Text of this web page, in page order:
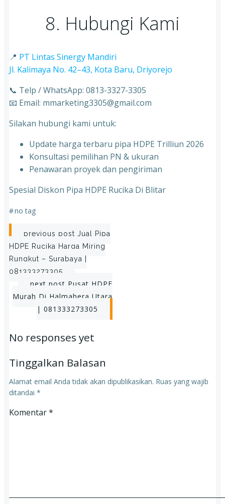
8. Hubungi Kami
📍 PT Lintas Sinergy Mandiri
Jl. Kalimaya No. 42–43, Kota Baru, Driyorejo
📞 Telp / WhatsApp: 0813-3327-3305
📧 Email: mmarketing3305@gmail.com
Silakan hubungi kami untuk:
Update harga terbaru pipa HDPE Trilliun 2026
Konsultasi pemilihan PN & ukuran
⁠Penawaran proyek dan pengiriman
Spesial Diskon Pipa HDPE Rucika Di Blitar
#no tag
Post
navigation
previous post Jual Pipa
HDPE Rucika Harga Miring
Rungkut – Surabaya |
081333273305
Post
navigation
next post Pusat HDPE
Murah Di Halmahera Utara
| 081333273305
No responses yet
Tinggalkan Balasan
Alamat email Anda tidak akan dipublikasikan. Ruas yang wajib
ditandai *
Komentar*